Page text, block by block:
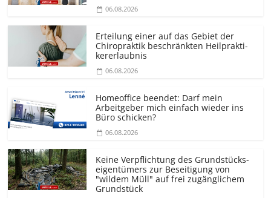
06.08.2026
Erteilung einer auf das Gebiet der
Chiropraktik beschränkten Heilprakti­
kererlaubnis
06.08.2026
Homeoffice beendet: Darf mein
Arbeitgeber mich einfach wieder ins
Büro schicken?
06.08.2026
Keine Verpflichtung des Grundstücks­
eigentümers zur Beseitigung von
"wildem Müll" auf frei zugänglichem
Grundstück